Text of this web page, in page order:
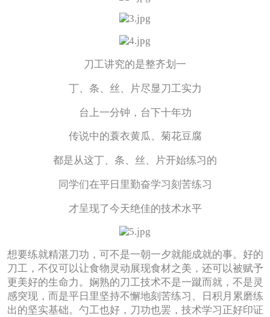
刀工讲究的是整齐划一
丁、条、丝、片尽显刀工实力
台上一分钟，台下十年功
传说中的蓑衣黄瓜、菊花豆腐
都是从这丁、条、丝、片开始练习的
同学们在平日里勤奋学习刻苦练习
才呈现了今天绝佳的技术水平
想要练就精湛刀功，可不是一朝一夕就能成就的事。好的
刀工，不仅可以让食物灵动展现食材之美，还可以被赋予
更美好的生命力。娴熟的刀工技术不是一蹴而就，不是灵
感突现，而是平日里坚持不懈地刻苦练习、日积月累磨练
出的坚实基础。勺工也好，刀功也罢，技术学习正好印证